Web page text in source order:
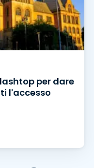
per dare
l'accesso